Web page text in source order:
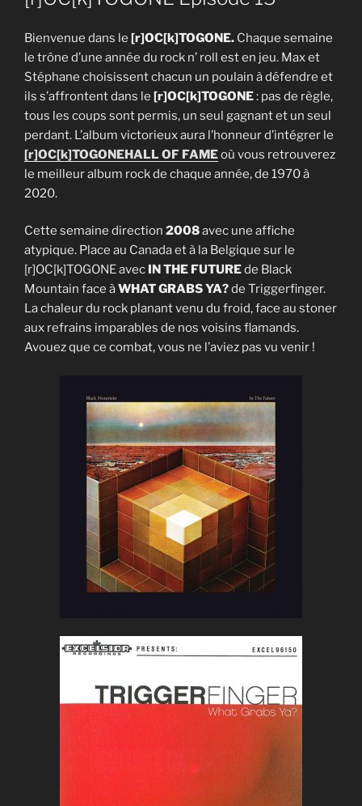
Bienvenue dans le [r]OC[k]TOGONE. Chaque semaine
le trône d’une année du rock n’ roll est en jeu. Max et
Stéphane choisissent chacun un poulain à défendre et
ils s’affrontent dans le [r]OC[k]TOGONE: pas de règle,
tous les coups sont permis, un seul gagnant et un seul
perdant. L’album victorieux aura l’honneur d’intégrer le
[r]OC[k]TOGONEHALL OF FAMEoù vous retrouverez
le meilleur album rock de chaque année, de 1970 à
2020.
Cette semaine direction 2008avec une affiche
atypique. Place au Canada et à la Belgique sur le
[r]OC[k]TOGONE avec IN THE FUTUREde Black
Mountain face àWHAT GRABS YA?de Triggerfinger.
La chaleur du rock planant venu du froid, face au stoner
aux refrains imparables de nos voisins flamands.
Avouez que ce combat, vous ne l’aviez pas vu venir !